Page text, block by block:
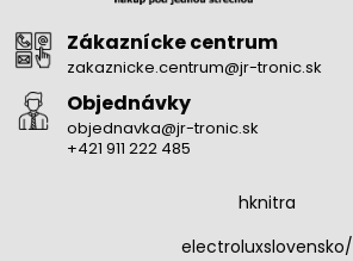
Zákaznícke centrum
zakaznicke.centrum@jr-tronic.sk
Objednávky
objednavka@jr-tronic.sk
+421 911 222 485
hknitra
electroluxslovensko/